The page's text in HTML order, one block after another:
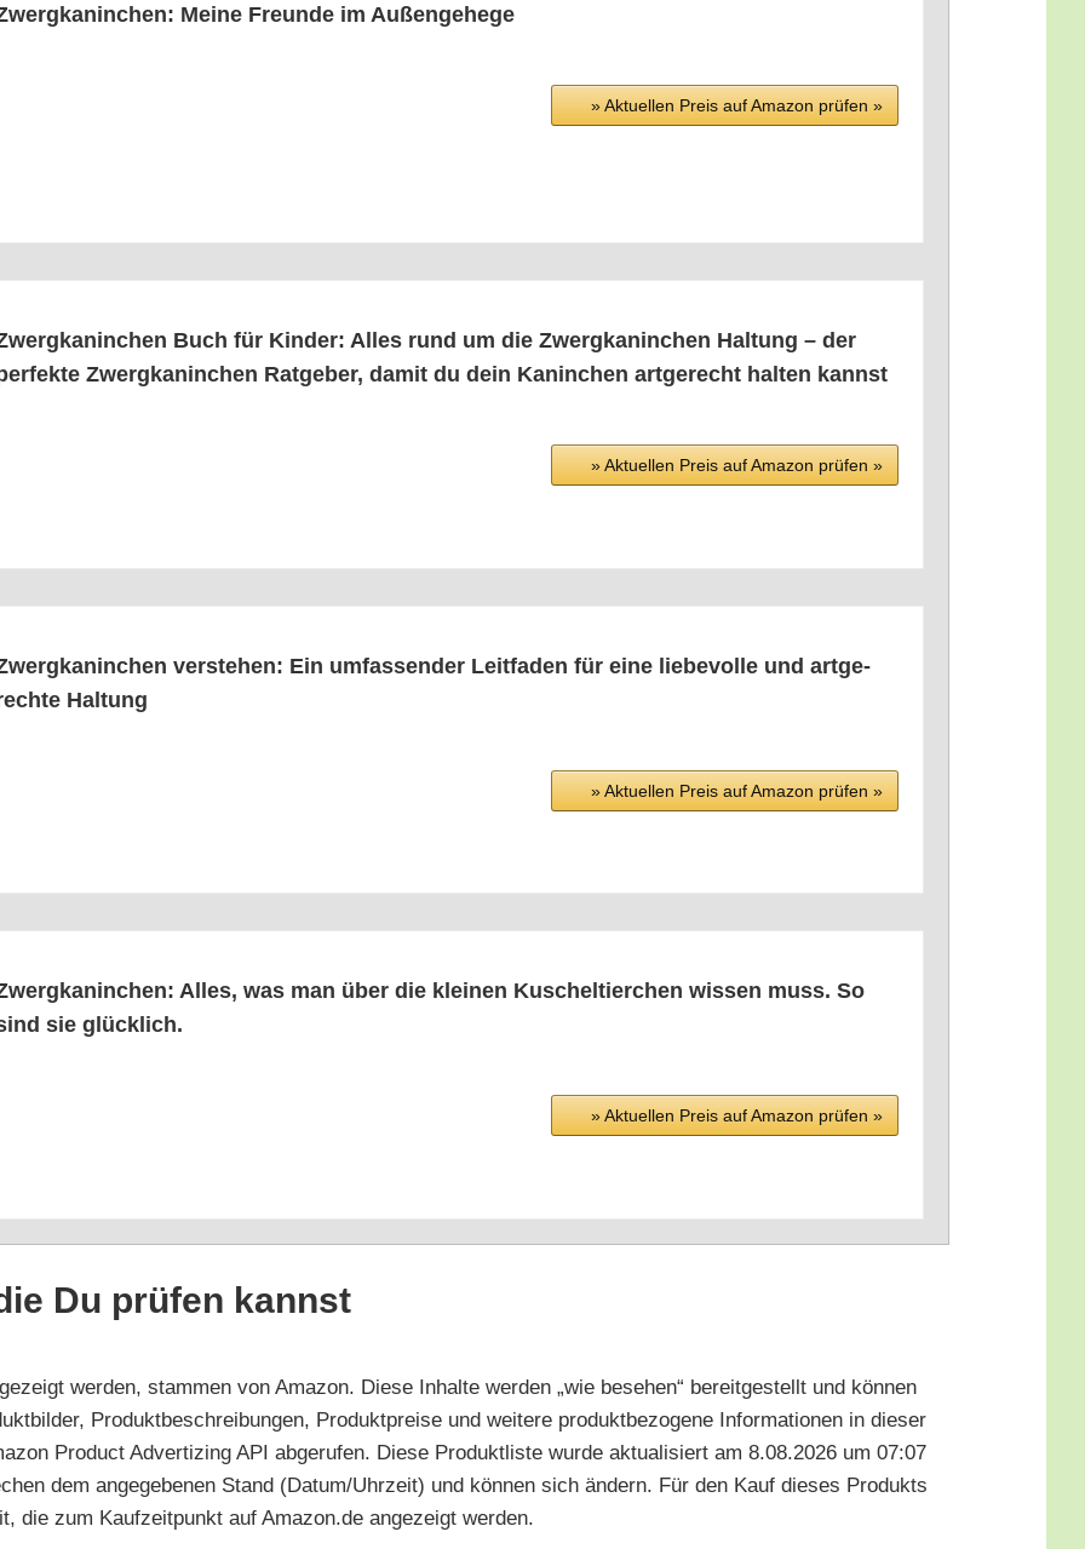
Mei­ne Freun­de im Außengehege
» Aktu­el­len Preis auf Ama­zon prü­fen »
Buch für Kin­der: Alles rund um die Zwerg­ka­nin­chen Hal­tung – der
Zwerg­ka­nin­chen Rat­ge­ber, damit du dein Kanin­chen art­ge­recht hal­ten kannst
» Aktu­el­len Preis auf Ama­zon prü­fen »
ver­ste­hen: Ein umfas­sen­der Leit­fa­den für eine lie­be­vol­le und art­ge­
Haltung
» Aktu­el­len Preis auf Ama­zon prü­fen »
Alles, was man über die klei­nen Kuschel­tier­chen wis­sen muss. So
sie glücklich.
» Aktu­el­len Preis auf Ama­zon prü­fen »
Du prü­fen kannst
wer­den, stam­men von Ama­zon. Die­se Inhal­te wer­den „wie bese­hen“ bereit­ge­stellt und kön­nen
Pro­dukt­be­schrei­bun­gen, Pro­dukt­prei­se und wei­te­re pro­dukt­be­zo­ge­ne Infor­ma­tio­nen in die­ser
Pro­duct Adver­tiz­ing API abge­ru­fen. Die­se Pro­dukt­lis­te wur­de aktua­li­siert am 8.08.2026 um 07:07
dem ange­ge­be­nen Stand (Datum/​Uhrzeit) und kön­nen sich ändern. Für den Kauf die­ses Pro­dukts
die zum Kauf­zeit­punkt auf Amazon.de ange­zeigt werden.